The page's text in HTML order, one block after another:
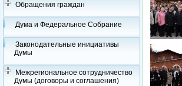
Обращения граждан
Дума и Федеральное Собрание
Законодательные инициативы
Думы
Межрегиональное сотрудничество
Думы (договоры и соглашения)